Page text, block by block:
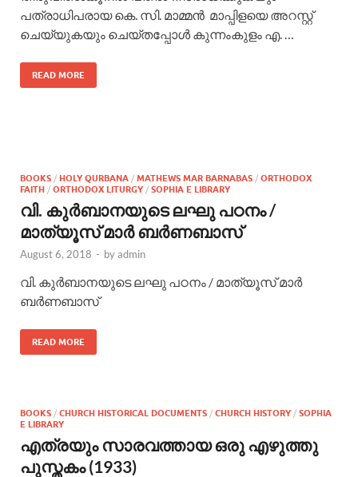
പത്രാധിപരായ കെ. സി. മാമ്മന്‍ മാപ്പിളയെ അറസ്റ്റ്
ചെയ്യുകയും ചെയ്തപ്പോള്‍ കുന്നംകുളം എ. …
READ MORE
BOOKS / HOLY QURBANA / MATHEWS MAR BARNABAS / ORTHODOX
FAITH / ORTHODOX LITURGY / SOPHIA E LIBRARY
വി. കുര്‍ബാനയുടെ ലഘു പഠനം /
മാത്യൂസ് മാര്‍ ബര്‍ണബാസ്
August 6, 2018 - byadmin
വി. കുര്‍ബാനയുടെ ലഘു പഠനം / മാത്യൂസ് മാര്‍
ബര്‍ണബാസ്
READ MORE
BOOKS / CHURCH HISTORICAL DOCUMENTS / CHURCH HISTORY / SOPHIA
E LIBRARY
എത്രയും സാരവത്തായ ഒരു എഴുത്തു
പുസ്തകം (1933)